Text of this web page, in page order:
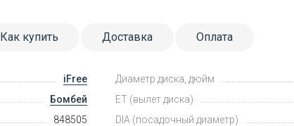
Как купить Доставка Оплата
iFree
Бомбей
848505
Диаметр диска, дюйм
ET (вылет диска)
DIA (посадочный диаметр)